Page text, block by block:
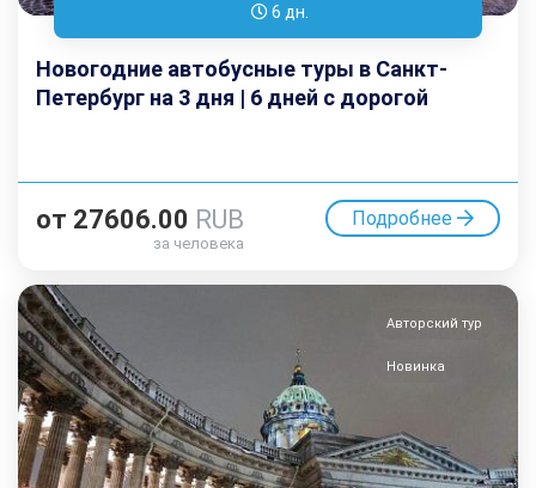
6 дн.
Новогодние автобусные туры в Санкт-
Петербург на 3 дня | 6 дней с дорогой
от 27606.00 RUB
за человека
Подробнее
Авторский тур
Новинка